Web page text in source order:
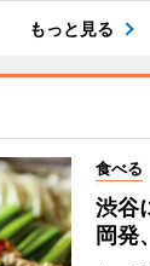
もっと見る
食べる
渋谷
岡発